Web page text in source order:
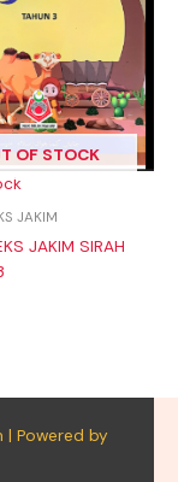
OF STOCK
JAKIM
JAKIM SIRAH
Powered by